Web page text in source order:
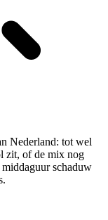
Nederland: tot wel
zit, of de mix nog
schaduw